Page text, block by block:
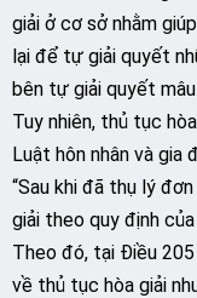
giải ở cơ sở nhằm
lại để tự giải quyết
bên tự giải quyết
Tuy nhiên, thủ tục
Luật hôn nhân và gia
“Sau khi đã thụ lý
giải theo quy định
Theo đó, tại Điều
về thủ tục hòa giải